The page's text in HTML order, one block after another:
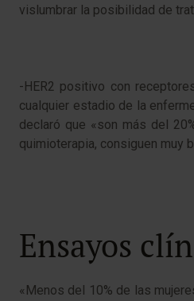
vislumbrar la posibilidad de
-HER2 positivo con
cualquier estadio de la
declaró que «son más del
quimioterapia, consiguen muy
Ensayos
«Menos del 10% de las